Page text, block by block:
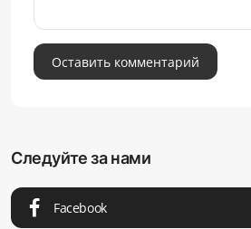
Оставить комментарий
Следуйте за нами
Facebook